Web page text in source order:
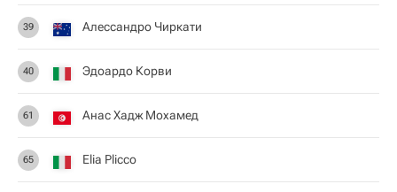
39 Алессандро Чиркати
40 Эдоардо Корви
61 Анас Хадж Мохамед
65 Elia Plicco